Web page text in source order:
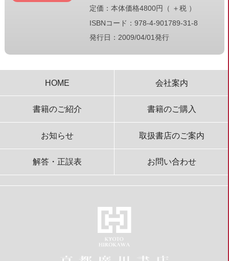
定価：本体価格4800円（ ＋税 ）
ISBNコード：978-4-901789-31-8
発行日：2009/04/01発行
HOME 会社案内
書籍のご紹介 書籍のご購入
お知らせ 取扱書店のご案内
解答・正誤表 お問い合わせ